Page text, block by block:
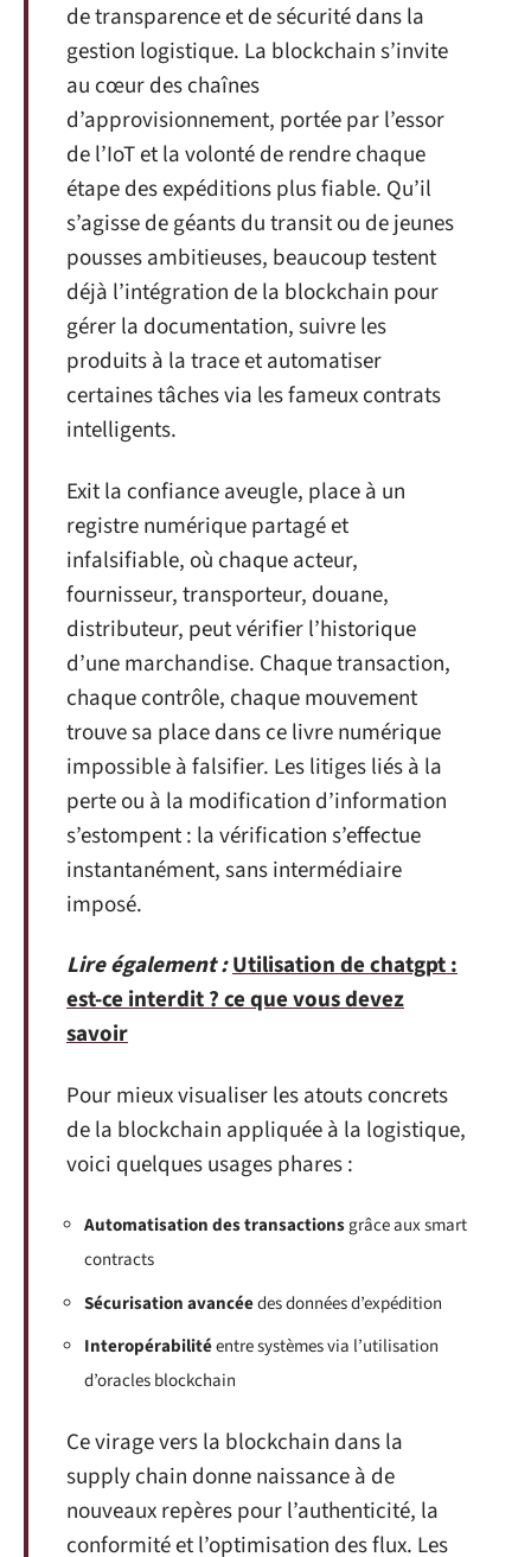
de transparence et de sécurité dans la
gestion logistique. La blockchain s’invite
au cœur des chaînes
d’approvisionnement, portée par l’essor
de l’IoT et la volonté de rendre chaque
étape des expéditions plus fiable. Qu’il
s’agisse de géants du transit ou de jeunes
pousses ambitieuses, beaucoup testent
déjà l’intégration de la blockchain pour
gérer la documentation, suivre les
produits à la trace et automatiser
certaines tâches via les fameux contrats
intelligents.
Exit la confiance aveugle, place à un
registre numérique partagé et
infalsifiable, où chaque acteur,
fournisseur, transporteur, douane,
distributeur, peut vérifier l’historique
d’une marchandise. Chaque transaction,
chaque contrôle, chaque mouvement
trouve sa place dans ce livre numérique
impossible à falsifier. Les litiges liés à la
perte ou à la modification d’information
s’estompent : la vérification s’effectue
instantanément, sans intermédiaire
imposé.
Lire également :Utilisation de chatgpt :
est-ce interdit ? ce que vous devez
savoir
Pour mieux visualiser les atouts concrets
de la blockchain appliquée à la logistique,
voici quelques usages phares :
Automatisation des transactionsgrâce aux smart
contracts
Sécurisation avancéedes données d’expédition
Interopérabilitéentre systèmes via l’utilisation
d’oracles blockchain
Ce virage vers la blockchain dans la
supply chain donne naissance à de
nouveaux repères pour l’authenticité, la
conformité et l’optimisation des flux. Les